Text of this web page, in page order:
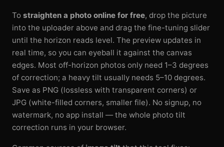
To straighten a photo online for free, drop the picture
into the uploader above and drag the fine-tuning slider
until the horizon reads level. The preview updates in
real time, so you can eyeball it against the canvas
edges. Most off-horizon photos only need 1–3 degrees
of correction; a heavy tilt usually needs 5–10 degrees.
Save as PNG (lossless with transparent corners) or
JPG (white-filled corners, smaller file). No signup, no
watermark, no app install — the whole photo tilt
correction runs in your browser.